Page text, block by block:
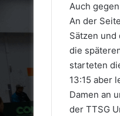
Auch
An der
Sätzen
die
starteten
13:15 aber
Damen an
der TTSG